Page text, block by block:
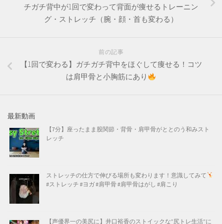
チガチ背中が1回で変わって背面が痩せるトレーニン
グ・ストレッチ（腕・顔・首も変わる）
前の記事
【1回で変わる】ガチガチ背中をほぐして痩せる！コツ
は肩甲骨と小胸筋にあり
最新動画
【7分】座ったまま股関節・背骨・肩甲骨がととのう和みスト
レッチ
ストレッチの仕方で伸びる場所も変わります！意識してみて
#ストレッチ #ヨガ #肩甲骨 #肩甲骨はがし #肩こり
【声優界一の美尻に】井口裕香のストイックな”尻トレ生活”に